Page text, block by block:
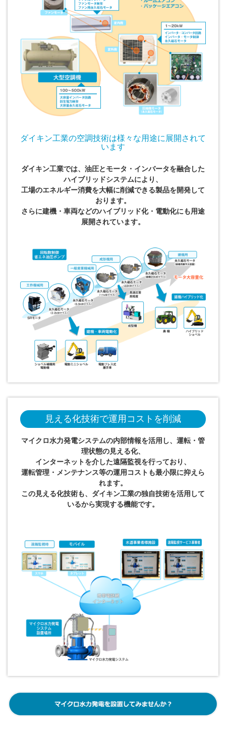
ダイキン工業の空調技術は様々な用途に展開されて
います
ダイキン工業では、油圧とモータ・インバータを融合した
ハイブリッドシステムにより、
工場のエネルギー消費を大幅に削減できる製品を開発して
おります。
さらに建機・車両などのハイブリッド化・電動化にも用途
展開されています。
見える化技術で運用コストを削減
マイクロ水力発電システムの内部情報を活用し、運転・管
理状態の見える化、
インターネットを介した遠隔監視を行っており、
運転管理・メンテナンス等の運用コストも最小限に抑えら
れます。
この見える化技術も、ダイキン工業の独自技術を活用して
いるから実現する機能です。